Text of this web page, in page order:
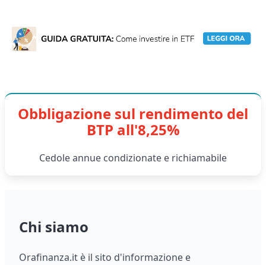
Obbligazione sul rendimento del
BTP all'8,25%
Cedole annue condizionate e richiamabile
Chi siamo
Orafinanza.it è il sito d'informazione e